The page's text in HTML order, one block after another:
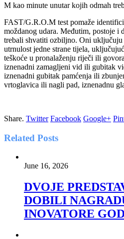
M kao minute unutar kojih odmah
FAST/G.R.O.M test pomaže
moždanog udara. Međutim, postoje
trebali shvatiti ozbiljno. Oni
utrnulost jedne strane tijela,
teškoće u pronalaženju riječi ili
iznenadni zamagljeni vid ili gubitak
iznenadni gubitak pamćenja ili
vrtoglavica ili nagli pad, iznenadnu
Share. Twitter Facebook Google+
Related Posts
June 16, 2026
DVOJE
DOBILI
INOVATORE